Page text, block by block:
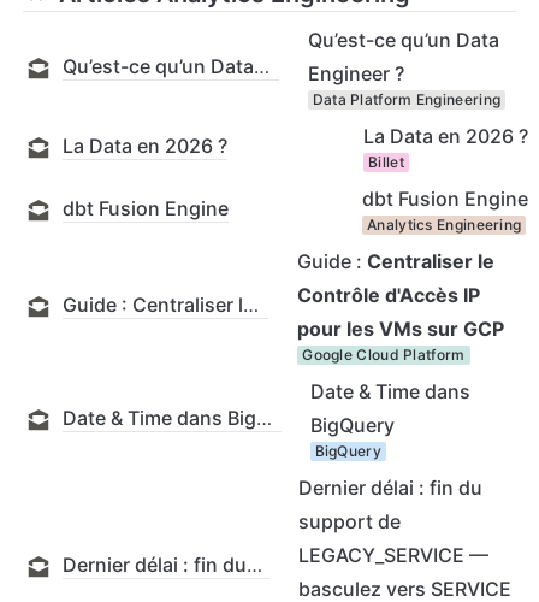
Qu’est-ce qu’un Data Engineer ?
Qu’est-ce qu’un Data
Engineer ?
Data Platform Engineering
La Data en 2026 ? La Data en 2026 ?
Billet
dbt Fusion Engine dbt Fusion Engine
Analytics Engineering
Guide : Centraliser le Contrôle d'Accès IP pour les VMs sur GCP
Guide :Centraliser le
Contrôle d'Accès IP
pour les VMs sur GCP
Google Cloud Platform
Date & Time dans BigQuery
Date & Time dans
BigQuery
BigQuery
Dernier délai : fin du support de LEGACY_SERVICE — basculez vers SERVICE dès maintenant ❄
Dernier délai : fin du
support de
LEGACY_SERVICE —
basculez vers SERVICE